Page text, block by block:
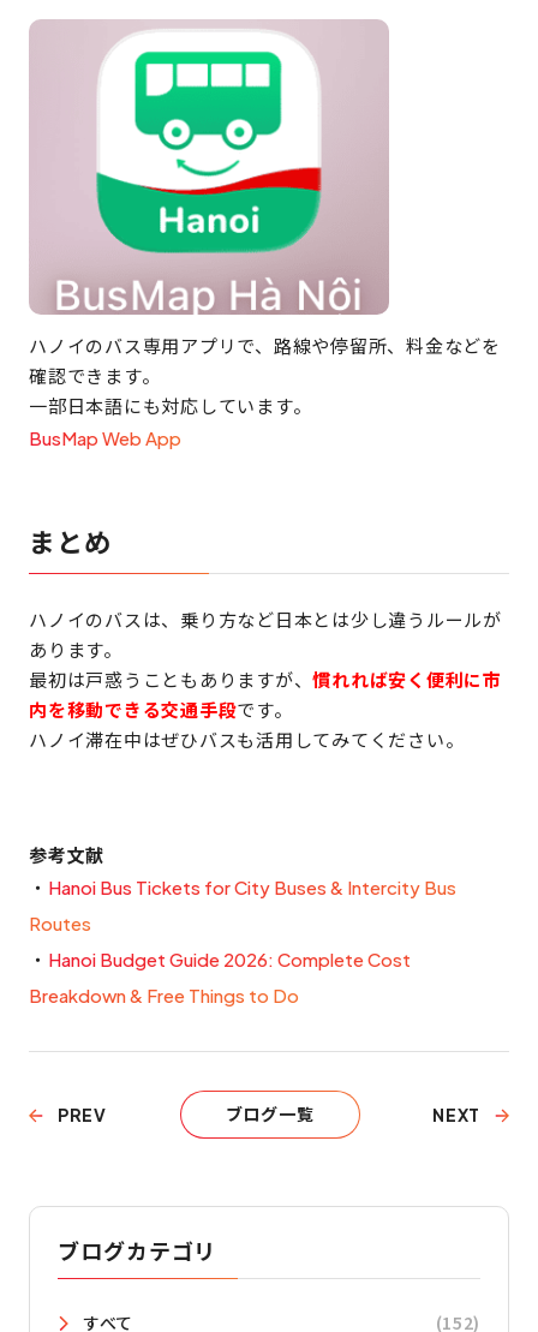
ハノイのバス専用アプリで、路線や停留所、料金などを
確認できます。
一部日本語にも対応しています。
BusMap Web App
まとめ
ハノイのバスは、乗り方など日本とは少し違うルールが
あります。
最初は戸惑うこともありますが、慣れれば安く便利に市
内を移動できる交通手段です。
ハノイ滞在中はぜひバスも活用してみてください。
参考文献
・ Hanoi Bus Tickets for City Buses & Intercity Bus
Routes
・ Hanoi Budget Guide 2026: Complete Cost
Breakdown & Free Things to Do
PREV ブログ一覧 NEXT
ブログカテゴリ
すべて (152)